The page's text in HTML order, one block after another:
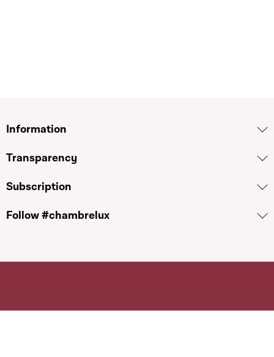
Information
Transparency
Subscription
Follow #chambrelux